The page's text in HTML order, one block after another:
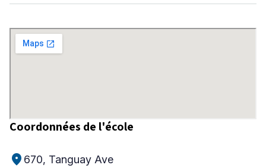
Niveau
RECHERCHER
Coordonnées de l'école
location_on 670, Tanguay Ave